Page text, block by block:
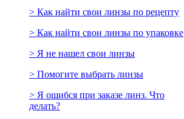
> Как найти свои линзы по рецепту
> Как найти свои линзы по упаковке
> Я не нашел свои линзы
> Помогите выбрать линзы
> Я ошибся при заказе линз. Что
делать?